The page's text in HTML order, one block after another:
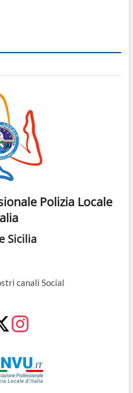
Polizia Locale
Sicilia
canali Social